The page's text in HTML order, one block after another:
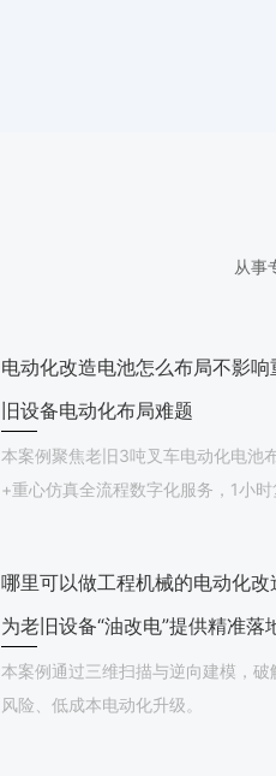
从事
电动化改造电池怎么布局不影
旧设备电动化布局难题
本案例聚焦老旧3吨叉车电动化电池
+重心仿真全流程数字化服务，1小
哪里可以做工程机械的电动化
为老旧设备“油改电”提供精准落
本案例通过三维扫描与逆向建模，
风险、低成本电动化升级。